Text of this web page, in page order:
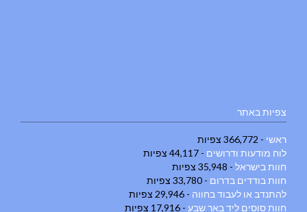
צפיות באתר
ראשי - 366,772 צפיות
לוח מודעות ודרושים - 44,117 צפיות
חוות בישראל - 35,948 צפיות
חוות בודדים בדרום - 33,780 צפיות
להתנדב או לעבוד בחווה - 29,946 צפיות
חוות סוסים ליד באר שבע - 17,916 צפיות